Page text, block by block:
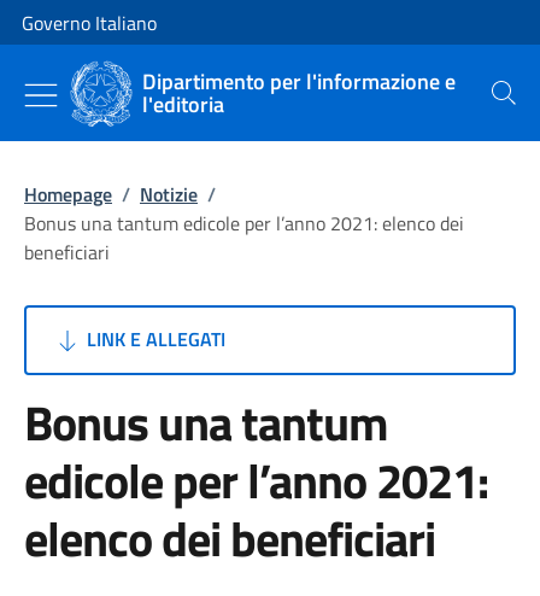
Vai al contenuto
Vai alla navigazione del sito
Governo Italiano
Dipartimento per l'informazione e
l'editoria Cerca
Homepage / Notizie /
Bonus una tantum edicole per l’anno 2021: elenco dei
beneficiari
LINK E ALLEGATI
Bonus una tantum
edicole per l’anno 2021:
elenco dei beneficiari